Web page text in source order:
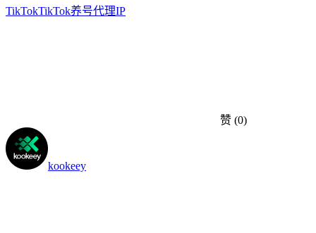
TikTokTikTok养号代理IP
赞 (0)
kookeey